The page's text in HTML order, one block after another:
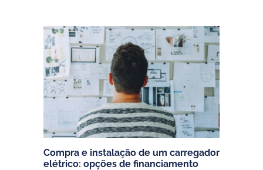
Compra e instalação de um carregador
elétrico: opções de financiamento